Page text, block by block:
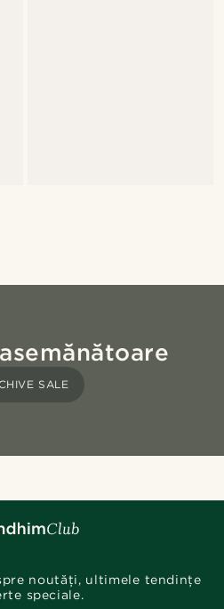
SALE
noutăți, ultimele tendințe
speciale.